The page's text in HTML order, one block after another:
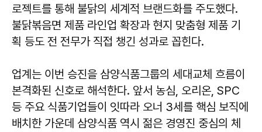
로젝트를 통해 불닭의 세계적 브랜드화를 주도했다.
불닭볶음면 제품 라인업 확장과 현지 맞춤형 제품 기
획 등도 전 전무가 직접 챙긴 성과로 꼽힌다.
업계는 이번 승진을 삼양식품그룹의 세대교체 흐름이
본격화된 신호로 해석한다. 앞서 농심, 오리온, SPC
등 주요 식품기업들이 잇따라 오너 3세를 핵심 보직에
배치한 가운데 삼양식품 역시 젊은 경영진 중심의 체